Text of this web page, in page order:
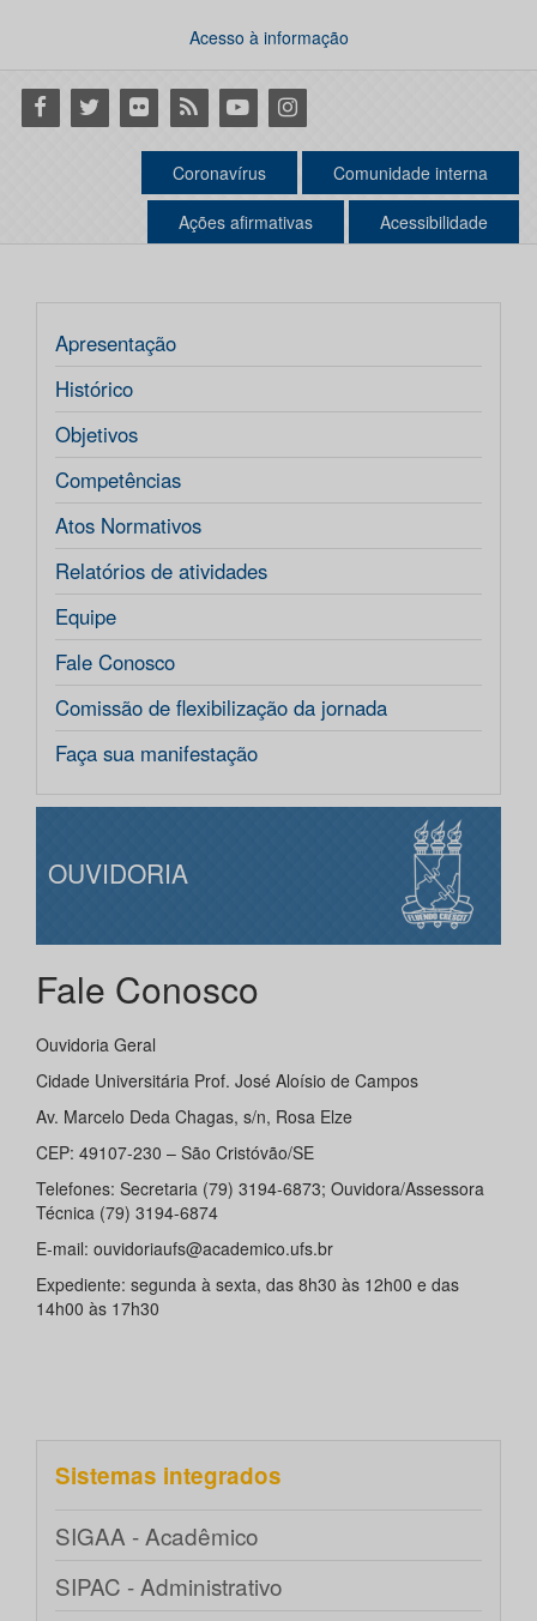
Acesso à informação
Facebook
Twitter Flickr RSS YoutubeInstagram
Coronavírus Comunidade interna
Ações afirmativas Acessibilidade
Apresentação
Histórico
Objetivos
Competências
Atos Normativos
Relatórios de atividades
Equipe
Fale Conosco
Comissão de flexibilização da jornada
Faça sua manifestação
OUVIDORIA
Fale Conosco
Ouvidoria Geral
Cidade Universitária Prof. José Aloísio de Campos
Av. Marcelo Deda Chagas, s/n, Rosa Elze
CEP: 49107-230 – São Cristóvão/SE
Telefones: Secretaria (79) 3194-6873; Ouvidora/Assessora
Técnica (79) 3194-6874
E-mail: ouvidoriaufs@academico.ufs.br
Expediente: segunda à sexta, das 8h30 às 12h00 e das
14h00 às 17h30
Sistemas integrados
SIGAA - Acadêmico
SIPAC - Administrativo